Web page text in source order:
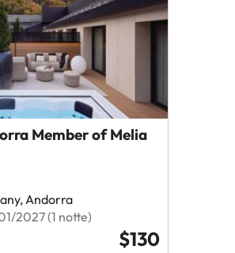
Member of Melia
Andorra
2027 (1 notte)
$130